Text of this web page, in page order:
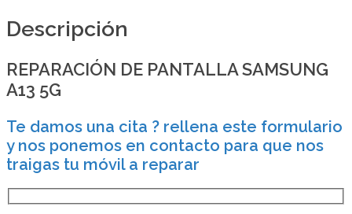
Descripción
REPARACIÓN DE PANTALLA SAMSUNG
A13 5G
Te damos una cita ? rellena este formulario
y nos ponemos en contacto para que nos
traigas tu móvil a reparar